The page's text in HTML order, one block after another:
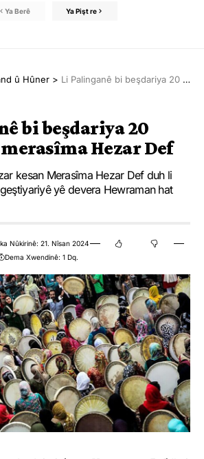
Ya Berê Ya Pişt re
û Hûner > Li Palinganê bi beşdariya 20 hezar kesî merasîma Hezar Def
bi beşdariya 20
Hezar Def
kesan Merasîma Hezar Def duh li
yê devera Hewraman hat
Nûkirinê: 21. Nîsan 2024
Dema Xwendinê: 1 Dq.